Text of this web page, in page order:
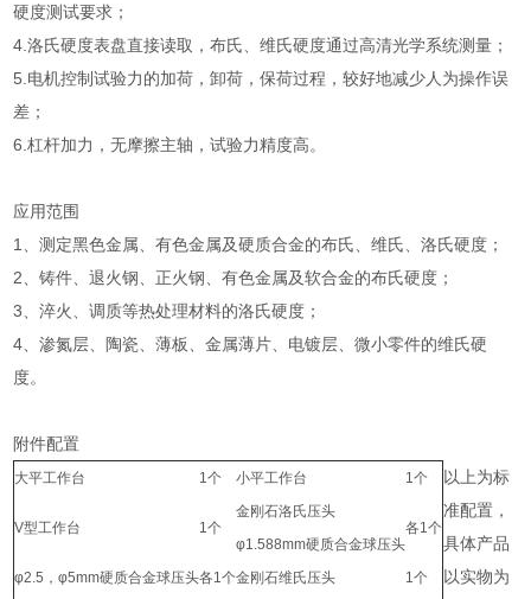
硬度测试要求；
4.洛氏硬度表盘直接读取，布氏、维氏硬度通过高清光学系统测量；
5.电机控制试验力的加荷，卸荷，保荷过程，较好地减少人为操作误
差；
6.杠杆加力，无摩擦主轴，试验力精度高。
应用范围
1、测定黑色金属、有色金属及硬质合金的布氏、维氏、洛氏硬度；
2、铸件、退火钢、正火钢、有色金属及软合金的布氏硬度；
3、淬火、调质等热处理材料的洛氏硬度；
4、渗氮层、陶瓷、薄板、金属薄片、电镀层、微小零件的维氏硬
度。
附件配置
大平工作台 1个 小平工作台 1个
V型工作台 1个
金刚石洛氏压头
φ1.588mm硬质合金球压头
各1个
φ2.5，φ5mm硬质合金球压头各1个金刚石维氏压头 1个
以上为标
准配置，
具体产品
以实物为